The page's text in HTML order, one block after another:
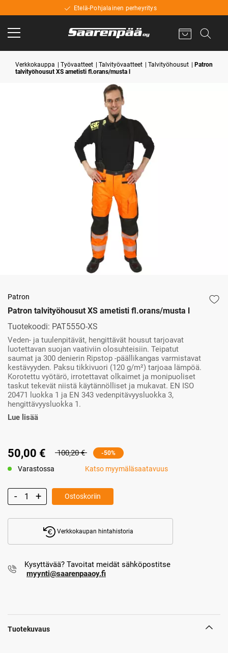
Etelä-Pohjalainen perheyritys
Verkkokauppa Työvaatteet Talvityövaatteet Talvityöhousut
Patron
talvityöhousut XS ametisti fl.orans/musta l
Patron
Patron talvityöhousut XS ametisti fl.orans/musta l
Tuotekoodi: PAT555O-XS
Veden- ja tuulenpitävät, hengittävät housut tarjoavat
luotettavan suojan vaativiin olosuhteisiin. Teipatut
saumat ja 300 denierin Ripstop -päällikangas varmistavat
kestävyyden. Paksu tikkivuori (120 g/m²) tarjoaa lämpöä.
Korotettu vyötärö, irrotettavat olkaimet ja monipuoliset
taskut tekevät niistä käytännölliset ja mukavat. EN ISO
20471 luokka 1 ja EN 343 vedenpitävyysluokka 3,
hengittävyysluokka 1.
Lue lisää
50,00 € 100,20 € -50%
Varastossa Katso myymäläsaatavuus
Ostoskoriin
Verkkokaupan hintahistoria
Kysyttävää? Tavoitat meidät sähköpostitse
myynti@saarenpaaoy.fi
Tuotekuvaus